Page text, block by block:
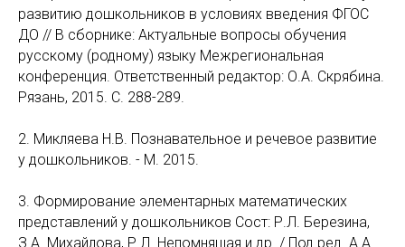
развитию дошкольников в условиях введения ФГОС
ДО // В сборнике: Актуальные вопросы обучения
русскому (родному) языку Межрегиональная
конференция. Ответственный редактор: О.А. Скрябина.
Рязань, 2015. С. 288-289.
2. Микляева Н.В. Познавательное и речевое развитие
у дошкольников. - М. 2015.
3. Формирование элементарных математических
представлений у дошкольников Сост: Р.Л. Березина,
З.А. Михайлова, Р.Л. Непомнящая и др. / Под ред. А.А.